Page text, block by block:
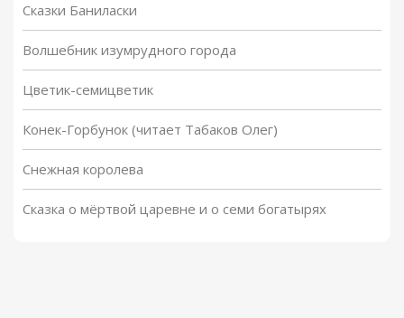
Сказки Баниласки
Волшебник изумрудного города
Цветик-семицветик
Конек-Горбунок (читает Табаков Олег)
Снежная королева
Сказка о мёртвой царевне и о семи богатырях